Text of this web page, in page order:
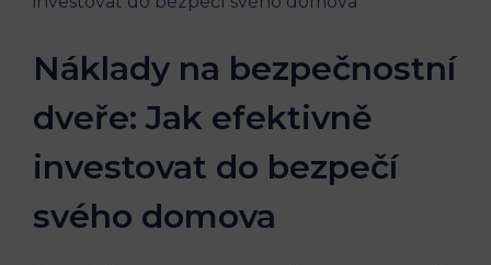
Náklady na bezpečnostní
dveře: Jak efektivně
investovat do bezpečí
svého domova